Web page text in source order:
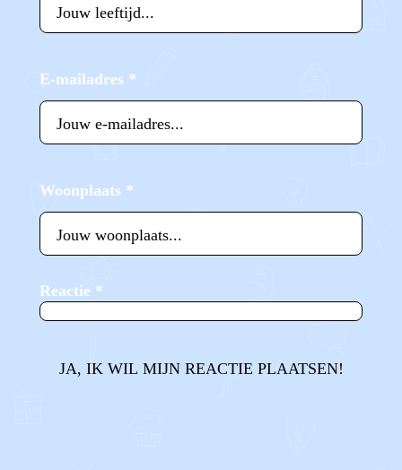
E-mailadres *
Woonplaats *
Reactie *
JA, IK WIL MIJN REACTIE PLAATSEN!